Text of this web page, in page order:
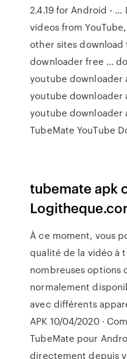
2.4.19 for Android - …
videos from
other sites
downloader free …
youtube downloader
youtube downloader
youtube downloader
TubeMate YouTube
tubemate apk
À ce moment, vous
qualité de la vidéo à
nombreuses options
normalement
avec différents
APK 10/04/2020 ·
TubeMate pour
directement depuis